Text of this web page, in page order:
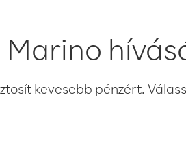
kevesebb pénzért.